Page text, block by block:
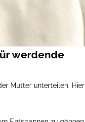
werdende
Mutter unterteilen. Hier